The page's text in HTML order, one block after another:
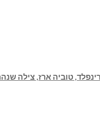
טוביה ארז, צילה